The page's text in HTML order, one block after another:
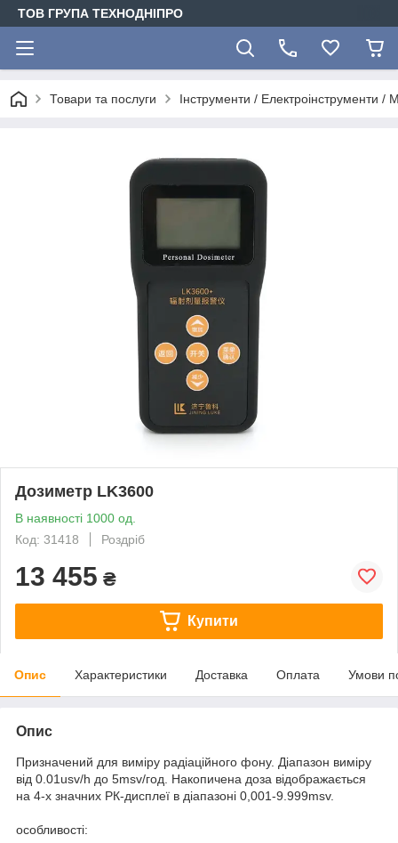
ТОВ ГРУПА ТЕХНОДНІПРО
Товари та послуги Інструменти / Електроінструменти
Дозиметр LK3600
В наявності 1000 од.
Код: 31418
Роздріб
13 455 ₴
Купити
Опис Характеристики Доставка Оплата Умови
Опис
Призначений для виміру радіаційного фону. Діапазон виміру
від 0.01usv/h до 5msv/год. Накопичена доза відображається
на 4-х значних РК-дисплеї в діапазоні 0,001-9.999msv.
особливості: